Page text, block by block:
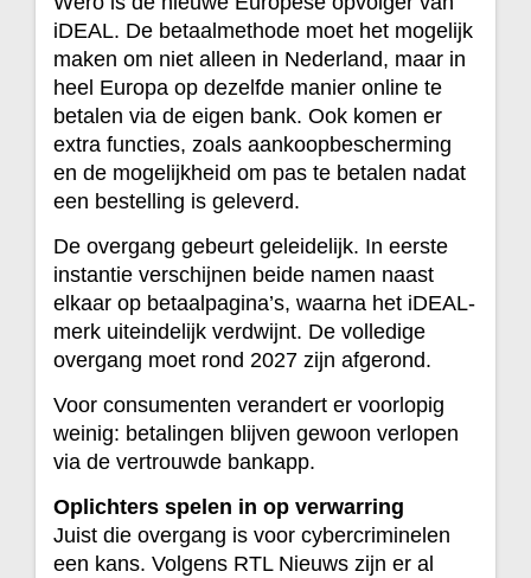
iDEAL. De betaalmethode moet het mogelijk
maken om niet alleen in Nederland, maar in
heel Europa op dezelfde manier online te
betalen via de eigen bank. Ook komen er
extra functies, zoals aankoopbescherming
en de mogelijkheid om pas te betalen nadat
een bestelling is geleverd.
De overgang gebeurt geleidelijk. In eerste
instantie verschijnen beide namen naast
elkaar op betaalpagina’s, waarna het iDEAL-
merk uiteindelijk verdwijnt. De volledige
overgang moet rond 2027 zijn afgerond.
Voor consumenten verandert er voorlopig
weinig: betalingen blijven gewoon verlopen
via de vertrouwde bankapp.
Oplichters spelen in op verwarring
Juist die overgang is voor cybercriminelen
een kans. Volgens RTL Nieuws zijn er al